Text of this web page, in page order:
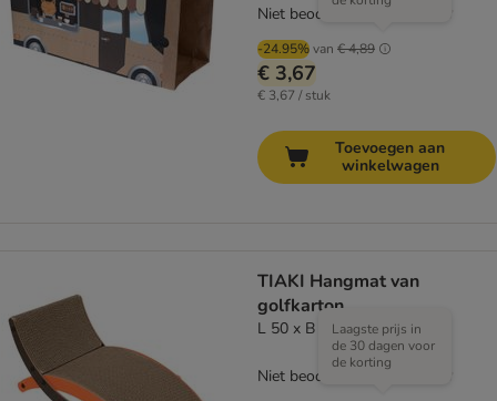
-24.95%van € 4,89
€ 3,67
€ 3,67 / stuk
Niet beoordeeld
Toevoegen aan
winkelwagen
TIAKI Hangmat van
golfkarton
L 50 x B 25 x H 23,5 cm
Laagste prijs in
de 30 dagen voor
de korting
Niet beoordeeld